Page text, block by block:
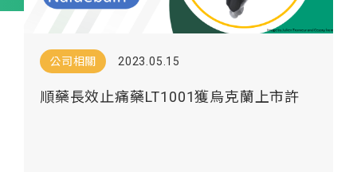
公司相關 2023.05.15
順藥長效止痛藥LT1001獲烏克蘭上市許